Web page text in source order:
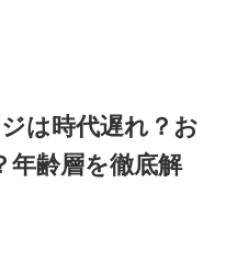
は時代遅れ？お
年齢層を徹底解